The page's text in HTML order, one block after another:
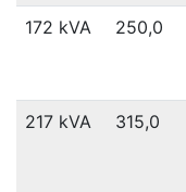
172 kVA 250,0
217 kVA 315,0